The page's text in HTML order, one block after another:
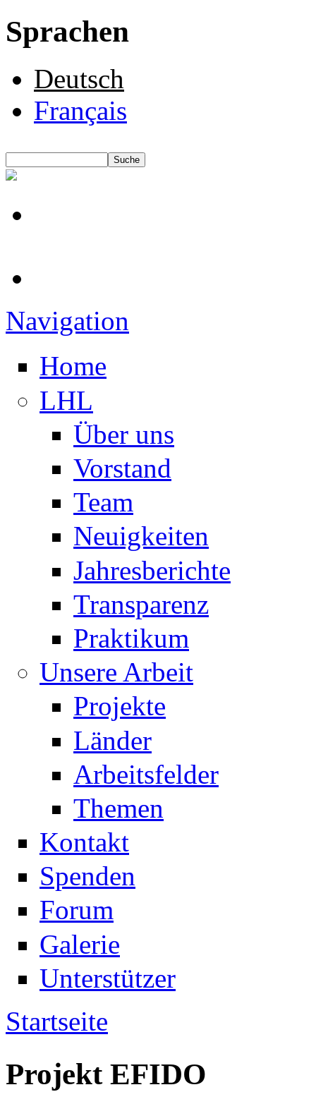
Sprachen
Deutsch
Français
Navigation
Home
LHL
Über uns
Vorstand
Team
Neuigkeiten
Jahresberichte
Transparenz
Praktikum
Unsere Arbeit
Projekte
Länder
Arbeitsfelder
Themen
Kontakt
Spenden
Forum
Galerie
Unterstützer
Sie sind hier
Startseite
Projekt EFIDO